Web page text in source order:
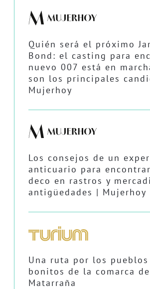
Quién será el próximo
Bond: el casting para
nuevo 007 está en
son los principales
Mujerhoy
Los consejos de un
anticuario para
deco en rastros y
antigüedades | Mujerhoy
Una ruta por los pueblos
bonitos de la comarca
Matarraña